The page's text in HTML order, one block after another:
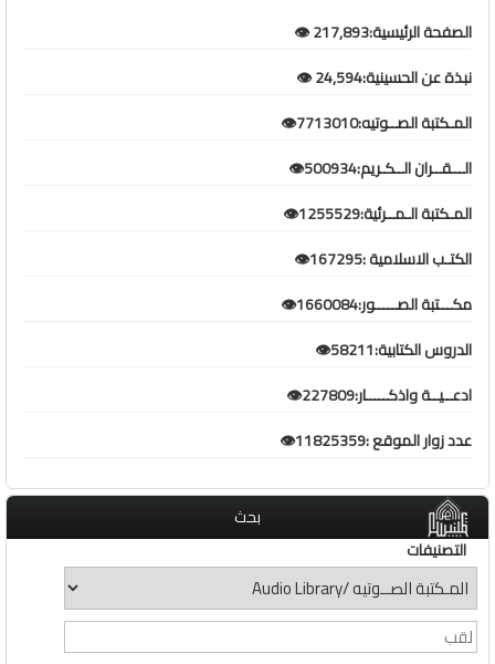
الصفحة الرئيسية:217,893 👁️
نبذة عن الحسينية:24,594 👁️
المـكتبة الصــوتيه:7713010👁️
الـــقــران الــكـريم:500934👁️
المـكتبة الـمــرئية:1255529👁️
الكتـب الاسلامية :167295👁️
مكـــتبة الصـــــور:1660084👁️
الدروس الكتابية:58211👁️
ادعــيــة واذكـــــار:227809👁️
عدد زوار الموقع :11825359👁️
بحث
التصنيفات